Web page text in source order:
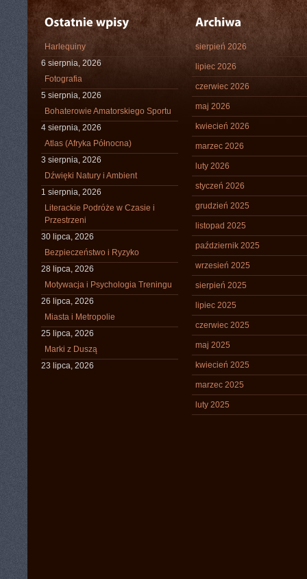
Harlequiny
6 sierpnia, 2026
Fotografia
5 sierpnia, 2026
Bohaterowie Amatorskiego Sportu
4 sierpnia, 2026
Atlas (Afryka Północna)
3 sierpnia, 2026
Dźwięki Natury i Ambient
1 sierpnia, 2026
Literackie Podróże w Czasie i
Przestrzeni
30 lipca, 2026
Bezpieczeństwo i Ryzyko
28 lipca, 2026
Motywacja i Psychologia Treningu
26 lipca, 2026
Miasta i Metropolie
25 lipca, 2026
Marki z Duszą
23 lipca, 2026
sierpień 2026
lipiec 2026
czerwiec 2026
maj 2026
kwiecień 2026
marzec 2026
luty 2026
styczeń 2026
grudzień 2025
listopad 2025
październik 2025
wrzesień 2025
sierpień 2025
lipiec 2025
czerwiec 2025
maj 2025
kwiecień 2025
marzec 2025
luty 2025